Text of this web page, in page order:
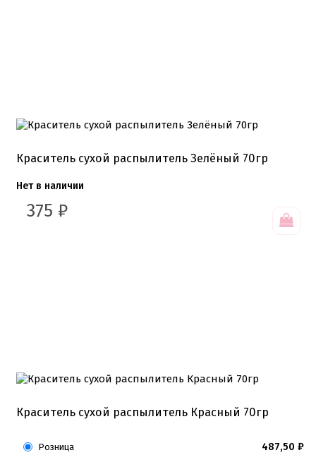
Краситель сухой распылитель Зелёный 70гр
Нет в наличии
375 ₽
Краситель сухой распылитель Красный 70гр
Розница 487,50 ₽